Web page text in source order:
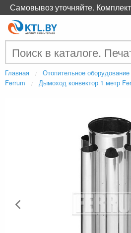
Главная Отопительное оборудование
Ferrum
Дымоход конвектор 1 метр
Самовывоз уточняйте.